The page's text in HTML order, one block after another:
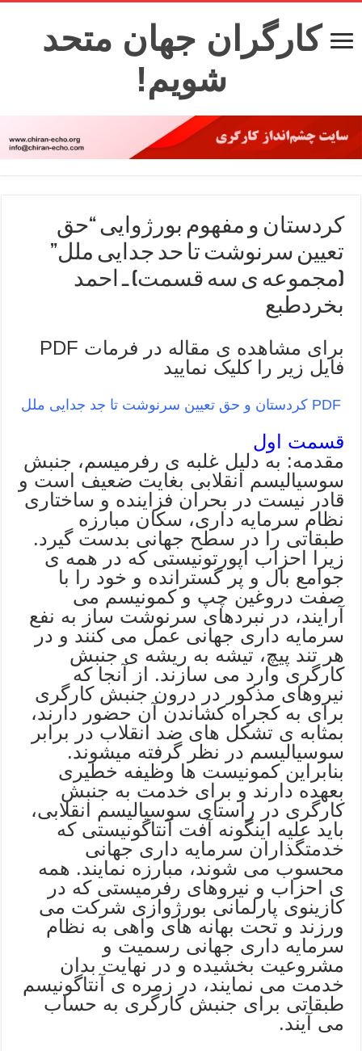
کارگران جهان متحد
شویم!
کردستان و مفهوم بورژوایی “حق
تعیین سرنوشت تا حد جدایی ملل”
(مجموعه ی سه قسمت) ـ احمد
بخردطبع
برای مشاهده ی مقاله در فرمات PDF
فایل زیر را کلیک نمایید
PDF کردستان و حق تعیین سرنوشت تا جد جدایی ملل
قسمت اول
مقدمه: به دلیل غلبه ی رفرمیسم، جنبش
سوسیالیسم انقلابی بغایت ضعیف است و
قادر نیست در بحران فزاینده و ساختاری
نظام سرمایه داری، سکان مبارزه
طبقاتی را در سطح جهانی بدست گیرد.
زیرا احزاب اپورتونیستی که در همه ی
جوامع بال و پر گسترانده و خود را با
صفت دروغین چپ و کمونیسم می
آرایند، در نبردهای سرنوشت ساز به نفع
سرمایه داری جهانی عمل می کنند و در
هر تند پیچ، تیشه به ریشه ی جنبش
کارگری وارد می سازند. از آنجا که
نیروهای مذکور در درون جنبش کارگری
برای به کجراه کشاندن آن حضور دارند،
بمثابه ی تشکل های ضد انقلاب در برابر
سوسیالیسم در نظر گرفته میشوند.
بنابراین کمونیست ها وظیفه خطیری
بعهده دارند و برای خدمت به جنبش
کارگری در راستای سوسیالیسم انقلابی،
باید علیه اینگونه آفت آنتاگونیستی که
خدمتگذاران سرمایه داری جهانی
محسوب می شوند، مبارزه نمایند. همه
ی احزاب و نیروهای رفرمیستی که در
کازینوی پارلمانی بورژوازی شرکت می
ورزند و تحت بهانه های واهی به نظام
سرمایه داری جهانی رسمیت و
مشروعیت بخشیده و در نهایت بدان
خدمت می نمایند، در زمره ی آنتاگونیسم
طبقاتی برای جنبش کارگری به حساب
می آیند.